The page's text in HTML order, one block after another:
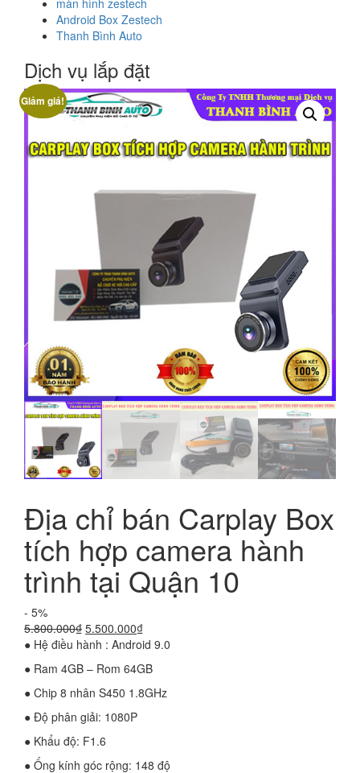
màn hình zestech
Android Box Zestech
Thanh Bình Auto
Dịch vụ lắp đặt
Giảm giá!
Địa chỉ bán Carplay Box
tích hợp camera hành
trình tại Quận 10
- 5%
5.800.000₫ Giá
gốc
5.800.000₫.
5.500.000₫Giá
hiện
là:
5.500.000₫.
● Hệ điều hành : Android 9.0
● Ram 4GB – Rom 64GB
● Chip 8 nhân S450 1.8GHz
● Độ phân giải: 1080P
● Khẩu độ: F1.6
● Ống kính góc rộng: 148 độ